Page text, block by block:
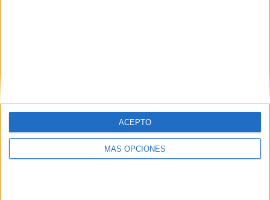
MÁS OPCIONES
ACEPTO
PINTEREST